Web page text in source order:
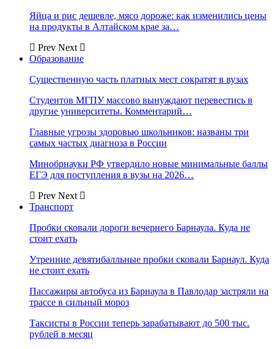
Яйца и рис дешевле, мясо дороже: как изменились цены
на продукты в Алтайском крае за…
Prev Next
Образование
Существенную часть платных мест сократят в вузах
Студентов МГПУ массово вынуждают перевестись в
другие университеты. Комментарий…
Главные угрозы здоровью школьников: названы три
самых частых диагноза в России
Минобрнауки РФ утвердило новые минимальные баллы
ЕГЭ для поступления в вузы на 2026…
Prev Next
Транспорт
Пробки сковали дороги вечернего Барнаула. Куда не
стоит ехать
Утренние девятибалльные пробки сковали Барнаул. Куда
не стоит ехать
Пассажиры автобуса из Барнаула в Павлодар застряли на
трассе в сильный мороз
Таксисты в России теперь зарабатывают до 500 тыс.
рублей в месяц